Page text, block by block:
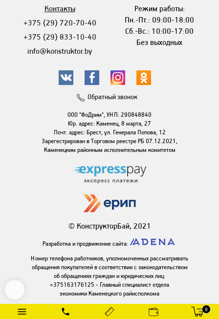
0
Контакты
+375 (29) 720-70-40
+375 (29) 833-10-40
info@konstruktor.by
Режим работы:
Пн.-Пт.: 09:00-18:00
Сб.-Вс.: 10:00-17:00
Без выходных
Обратный звонок
ООО "ФоДрим", УНП: 290848840
Юр. адрес: Каменец, 8 марта, 27
Почт. адрес: Брест, ул. Генерала Попова, 12
Зарегестрирован в Торговом реестре РБ 07.12.2021,
Каменецким районным исполнительным комитетом
© КонструкторБай, 2021
Разработка и продвижение сайта:
Номер телефона работников, уполномоченных рассматривать
обращения покупателей в соответствии с законодательством
об обращениях граждан и юридических лиц:
+375163176125 - Главный специалист отдела
экономики Каменецкого райисполкома